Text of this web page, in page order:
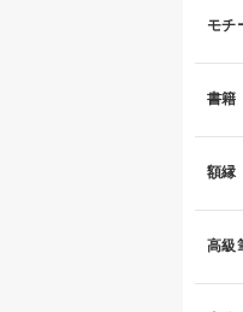
モチ
書籍
額縁
高級